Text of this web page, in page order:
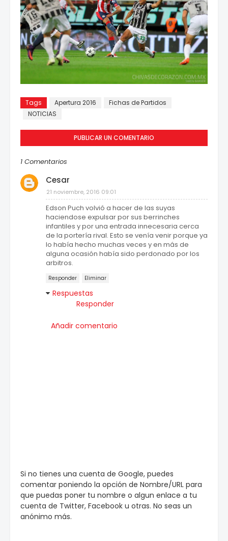
Tags Apertura 2016
Fichas de Partidos
NOTICIAS
PUBLICAR UN COMENTARIO
1 Comentarios
Cesar
21 noviembre, 2016 09:01
Edson Puch volvió a hacer de las suyas
haciendose expulsar por sus berrinches
infantiles y por una entrada innecesaria cerca
de la portería rival. Esto se venía venir porque ya
lo había hecho muchas veces y en más de
alguna ocasión había sido perdonado por los
arbitros.
Responder Eliminar
Respuestas
Responder
Añadir comentario
Si no tienes una cuenta de Google, puedes
comentar poniendo la opción de Nombre/URL para
que puedas poner tu nombre o algun enlace a tu
cuenta de Twitter, Facebook u otras. No seas un
anónimo más.